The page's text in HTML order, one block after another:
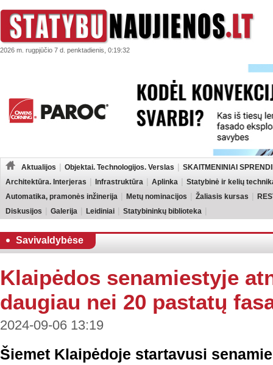
2026 m. rugpjūčio 7 d. penktadienis, 0:19:32
Aktualijos Objektai. Technologijos. Verslas
SKAITMENINIAI
Architektūra. Interjeras
Infrastruktūra Aplinka
Statybinė ir kelių
Automatika, pramonės inžinerija
Metų nominacijos Žaliasis kursas
Diskusijos
Galerija Leidiniai Statybininkų biblioteka
Savivaldybėse
Klaipėdos senamiestyje
daugiau nei 20 pastatų
2024-09-06 13:19
Šiemet Klaipėdoje startavusi